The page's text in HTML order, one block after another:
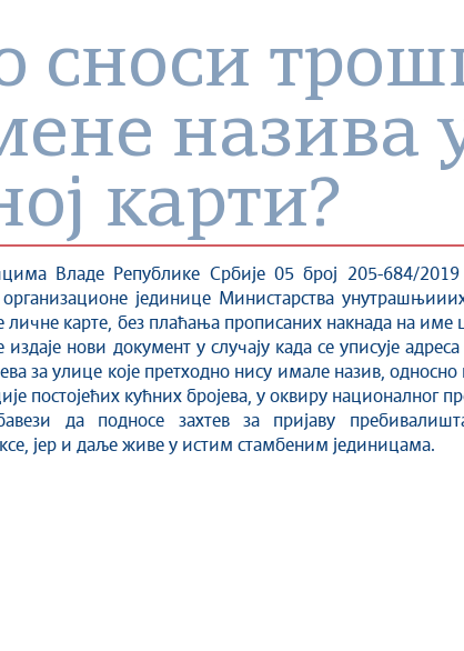
сноси
назива
карти?
Владе Републике Србије 05 број 205-684/
јединице Министарства
личне карте, без плаћања прописаних накнада на
издаје нови документ у случају када се уписује
за улице које претходно нису имале назив,
постојећих кућних бројева, у оквиру националног
да подносе захтев за пријаву
јер и даље живе у истим стамбеним јединицама.